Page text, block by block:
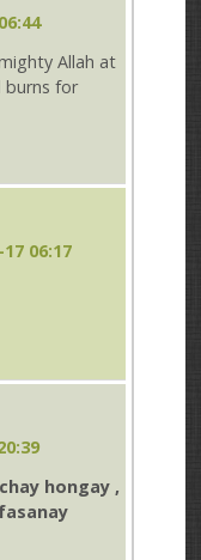
Allah at
burns for
06:17
hongay ,